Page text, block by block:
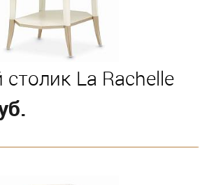
La Rachelle